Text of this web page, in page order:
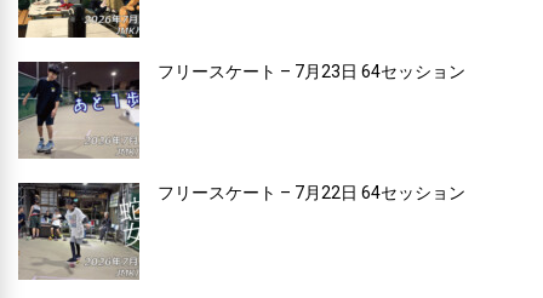
フリースケート – 7月23日 64セッション
フリースケート – 7月22日 64セッション